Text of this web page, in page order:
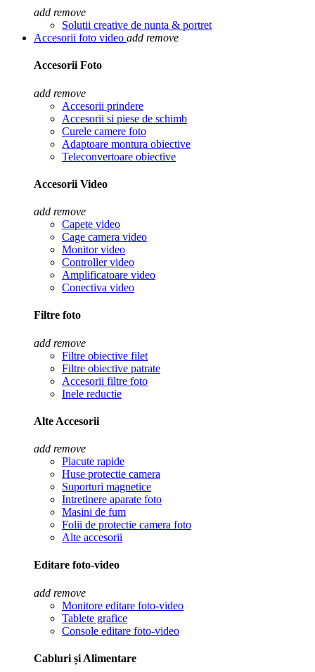
add remove
Solutii creative de nunta & portret
Accesorii foto video add remove
Accesorii Foto
add remove
Accesorii prindere
Accesorii si piese de schimb
Curele camere foto
Adaptoare montura obiective
Teleconvertoare obiective
Accesorii Video
add remove
Capete video
Cage camera video
Monitor video
Controller video
Amplificatoare video
Conectiva video
Filtre foto
add remove
Filtre obiective filet
Filtre obiective patrate
Accesorii filtre foto
Inele reductie
Alte Accesorii
add remove
Placute rapide
Huse protectie camera
Suporturi magnetice
Intretinere aparate foto
Masini de fum
Folii de protectie camera foto
Alte accesorii
Editare foto-video
add remove
Monitore editare foto-video
Tablete grafice
Console editare foto-video
Cabluri și Alimentare